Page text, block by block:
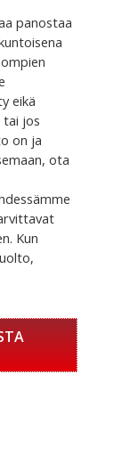
panostaa
eikä
tai jos
on ja
ota
Kun